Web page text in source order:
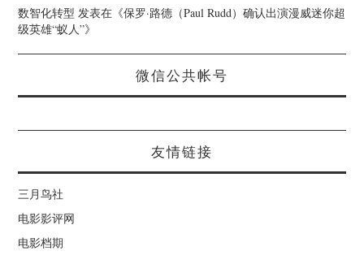
数智化转型 发表在《保罗·路德（Paul Rudd）确认出演漫威迷你超
级英雄“蚁人”》
微信公共帐号
友情链接
三月鸟社
电影影评网
电影档期